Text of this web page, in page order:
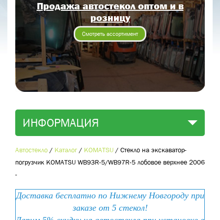
Продажа автостекол оптом и в
розницу
Смотреть ассортимент
ИНФОРМАЦИЯ
Автостекло / Каталог / KOMATSU / Стекло на экскаватор-
погрузчик KOMATSU WB93R-5/WB97R-5 лобовое верхнее 2006
-
Доставка бесплатно по Нижнему Новгороду при
заказе от 5 стекол!
Отправить
Отправить заявку